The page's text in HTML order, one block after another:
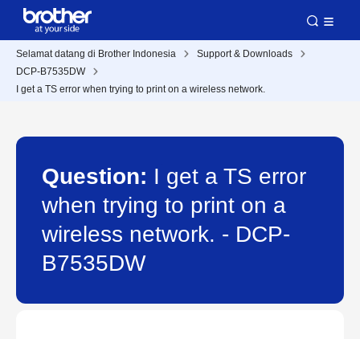
Selamat datang di Brother Indonesia
Support & Downloads
DCP-B7535DW
I get a TS error when trying to print on a wireless network.
Question: I get a TS error
when trying to print on a
wireless network. - DCP-
B7535DW